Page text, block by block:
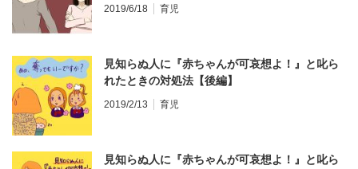
2019/6/18 育児
見知らぬ人に『赤ちゃんが可哀想よ！』と叱ら
れたときの対処法【後編】
2019/2/13 育児
見知らぬ人に『赤ちゃんが可哀想よ！』と叱ら